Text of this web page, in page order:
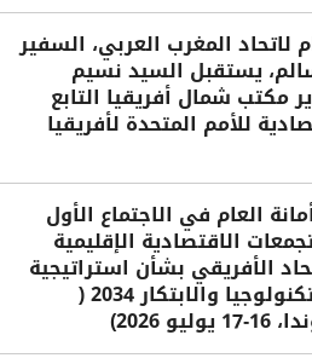
لاتحاد المغرب العربي، السفير
يستقبل السيد نسيم
مكتب شمال أفريقيا التابع
للأمم المتحدة لأفريقيا
العام في الاجتماع الأول
الاقتصادية الإقليمية
الأفريقي بشأن استراتيجية
العلوم والتكنولوجيا والابتكار 2034 (
2026)